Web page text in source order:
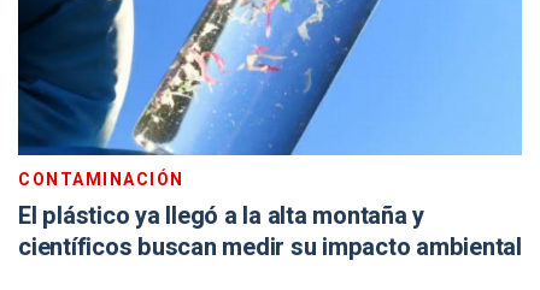
CONTAMINACIÓN
El plástico ya llegó a la alta montaña y
científicos buscan medir su impacto ambiental